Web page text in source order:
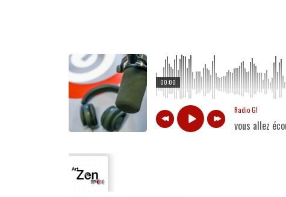
00:00
Radio G!
vous allez